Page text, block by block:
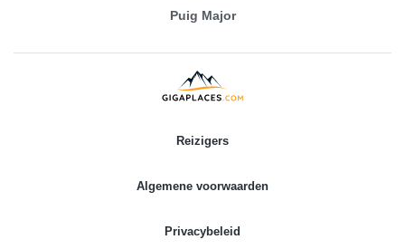
Puig Major
Reizigers
Algemene voorwaarden
Privacybeleid